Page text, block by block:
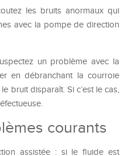
les bruits anormaux qui
avec la pompe de direction
un problème avec la
en débranchant la courroie
bruit disparaît. Si c’est le cas,
courants
assistée : si le fluide est